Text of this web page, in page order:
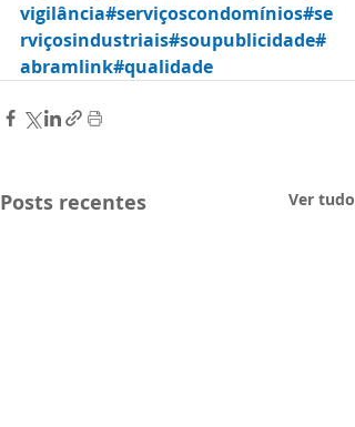
vigilância#serviçoscondomínios#se
rviçosindustriais#soupublicidade#
abramlink#qualidade
Posts recentes Ver tudo